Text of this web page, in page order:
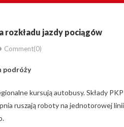
jazdy pociągów
Comment(0)
podróży
kursują autobusy. Składy
ruszają roboty na jednotorowej